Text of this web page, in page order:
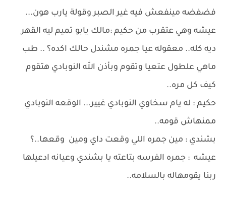
فضفضه مينفعش فيه غير الصبر وقولة يارب هون...
عيشه وهي عتقرب من حكيم :مالك يابو تميم ليه القهر
ديه كله.. معقوله عيا جمره مشندل حالك اكده؟ .. طب
ماهي علطول عتعيا وتقوم وبأذن الله النوبادي هتقوم
كيف كل مره..
حكيم : له يام سخاوي النوبادي غيير... الوقعه النوبادي
ممنهاش قومه..
بشندي : مين جمره اللي وقعت داي ومين وقعها..؟
عيشه : جمره الفرسه بتاعته يا بشندي وعيانه ادعيلها
ربنا يقومهاله بالسلامه..